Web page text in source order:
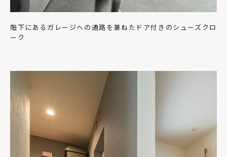
階下にあるガレージへの通路を兼ねたドア付きのシューズクロ
ーク